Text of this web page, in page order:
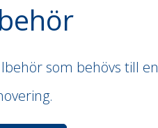
som behövs till en